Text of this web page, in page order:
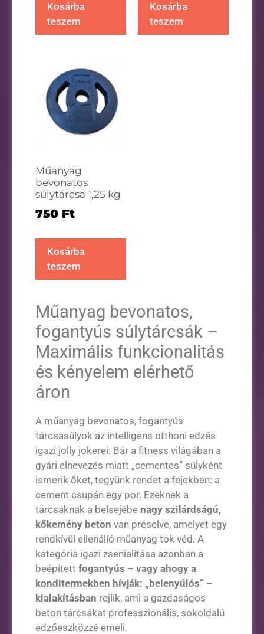
Kosárba
teszem
Kosárba
teszem
Műanyag
bevonatos
súlytárcsa 1,25 kg
750 Ft
Kosárba
teszem
Műanyag bevonatos,
fogantyús súlytárcsák –
Maximális funkcionalitás
és kényelem elérhető
áron
A műanyag bevonatos, fogantyús
tárcsasúlyok az intelligens otthoni edzés
igazi jolly jokerei. Bár a fitness világában a
gyári elnevezés miatt „cementes” súlyként
ismerik őket, tegyünk rendet a fejekben: a
cement csupán egy por. Ezeknek a
tárcsáknak a belsejébe nagy szilárdságú,
kőkemény beton van préselve, amelyet egy
rendkívül ellenálló műanyag tok véd. A
kategória igazi zsenialitása azonban a
beépített fogantyús – vagy ahogy a
konditermekben hívják: „belenyúlós” –
kialakításban rejlik, ami a gazdaságos
beton tárcsákat professzionális, sokoldalú
edzőeszközzé emeli.